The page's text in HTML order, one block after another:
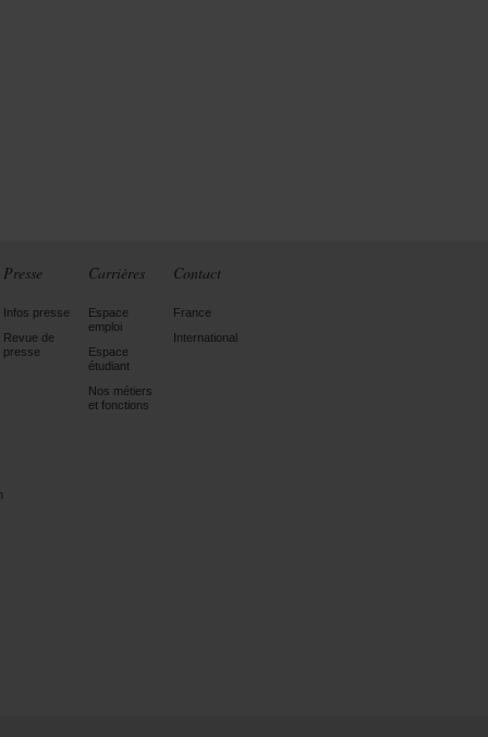
Presse
Infos presse
Revue de
presse
Carrières
Espace
emploi
Espace
étudiant
Nos métiers
et fonctions
Contact
France
International